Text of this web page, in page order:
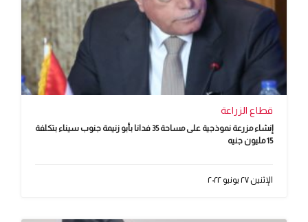
قطاع الزراعة
إنشاء مزرعة نموذجية على مساحة 35 فدانا بأبو زنيمة جنوب سيناء بتكلفة
15 مليون جنيه
الإثنين ٢٧ يونيو ٢٠٢٢